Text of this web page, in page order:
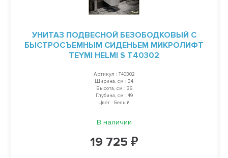
УНИТАЗ ПОДВЕСНОЙ БЕЗОБОДКОВЫЙ С
БЫСТРОСЪЕМНЫМ СИДЕНЬЕМ МИКРОЛИФТ
TEYMI HELMI S T40302
Артикул : T40302
Ширина, см : 34
Высота, см : 36
Глубина, см : 49
Цвет : Белый
В наличии
19 725 ₽